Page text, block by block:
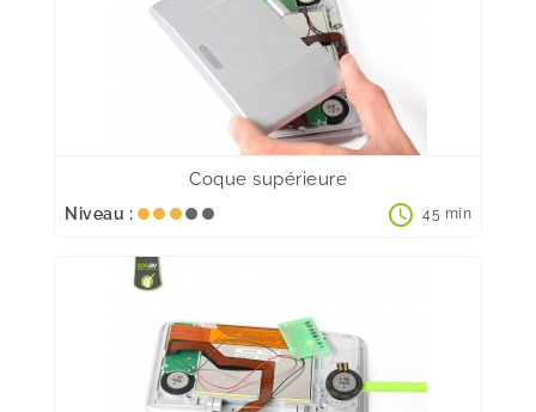
Coque supérieure
Niveau : schedule 45 min